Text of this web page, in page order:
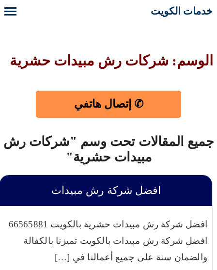
خدمات الكويت
الوسم: شركات رش مبيدات حشرية
✆ إتصال هاتفي
جميع المقالات تحت وسم "شركات رش
مبيدات حشرية"
افضل شركة رش مبيدات
افضل شركة رش مبيدات حشرية بالكويت 66565881
افضل شركة رش مبيدات بالكويت تميزنا بالكفالة
والضمان سنة على جميع أعمالنا في […]